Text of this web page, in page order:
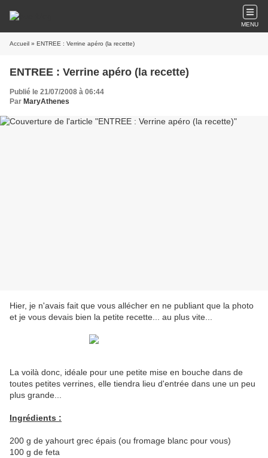
MENU
Accueil » ENTREE : Verrine apéro (la recette)
ENTREE : Verrine apéro (la recette)
Publié le 21/07/2008 à 06:44
Par MaryAthenes
Hier, je n'avais fait que vous allécher en ne publiant que la photo
et je vous devais bien la petite recette... au plus vite...
La voilà donc, idéale pour une petite mise en bouche dans de
toutes petites verrines, elle tiendra lieu d'entrée dans une un peu
plus grande...
Ingrédients :
200 g de yahourt grec épais (ou fromage blanc pour vous)
100 g de feta